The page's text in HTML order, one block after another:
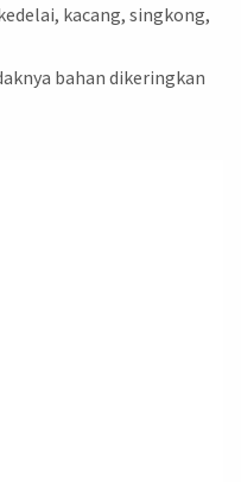
kacang, singkong,
bahan dikeringkan